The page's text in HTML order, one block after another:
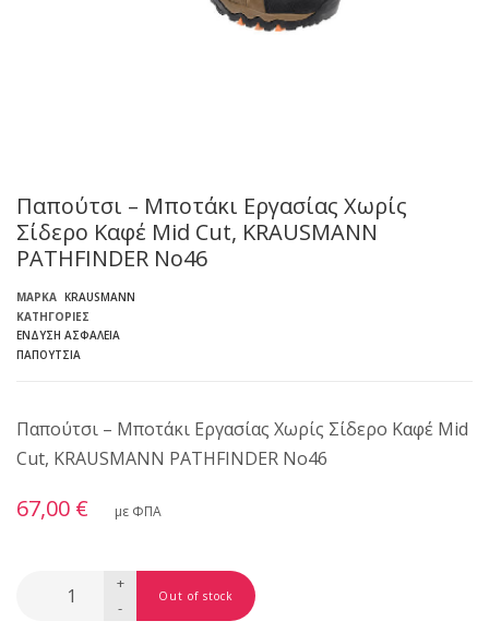
Παπούτσι – Μποτάκι Εργασίας Χωρίς
Σίδερο Καφέ Mid Cut, KRAUSMANN
PATHFINDER No46
ΜΆΡΚΑ KRAUSMANN
ΚΑΤΗΓΟΡΊΕΣ
ΈΝΔΥΣΗ ΑΣΦΆΛΕΙΑ
ΠΑΠΟΎΤΣΙΑ
Παπούτσι – Μποτάκι Εργασίας Χωρίς Σίδερο Καφέ Mid
Cut, KRAUSMANN PATHFINDER No46
67,00 € με ΦΠΑ
-
+